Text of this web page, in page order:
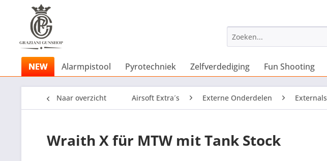
NEW Alarmpistool Pyrotechniek Zelfverdediging Fun Shooting
Naar overzicht Airsoft Extra´s Externe Onderdelen Externals
Wraith X für MTW mit Tank Stock